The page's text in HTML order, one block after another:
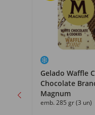
Gelado Waffle
Chocolate
Magnum
emb. 285 gr (3 un)